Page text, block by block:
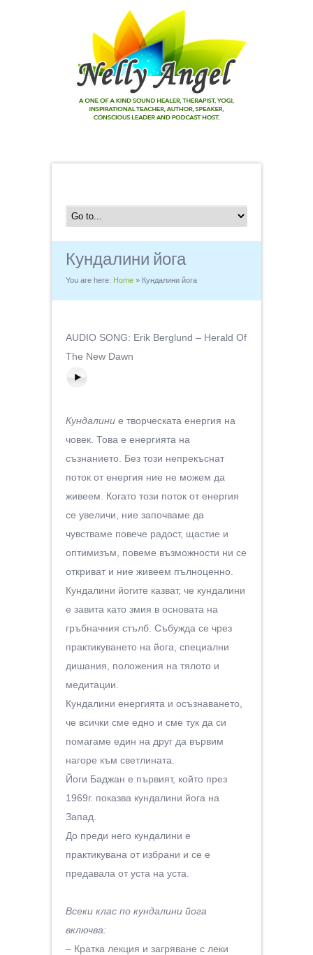
Кундалини йога
You are here: Home » Кундалини йога
AUDIO SONG: Erik Berglund – Herald Of
The New Dawn
Кундалини е творческата енергия на
човек. Това е енергията на
съзнанието. Без този непрекъснат
поток от енергия ние не можем да
живеем. Когато този поток от енергия
се увеличи, ние започваме да
чувстваме повече радост, щастие и
оптимизъм, повеме възможности ни се
откриват и ние живеем пълноценно.
Кундалини йогите казват, че кундалини
е завита като змия в основата на
гръбначния стълб. Събужда се чрез
практикуването на йога, специални
дишания, положения на тялото и
медитации.
Кундалини енергията и осъзнаването,
че всички сме едно и сме тук да си
помагаме един на друг да вървим
нагоре към светлината.
Йоги Баджан е първият, който през
1969г. показва кундалини йога на
Запад.
До преди него кундалини е
практикувана от избрани и се е
предавала от уста на уста.
Всеки клас по кундалини йога
включва:
– Кратка лекция и загряване с леки